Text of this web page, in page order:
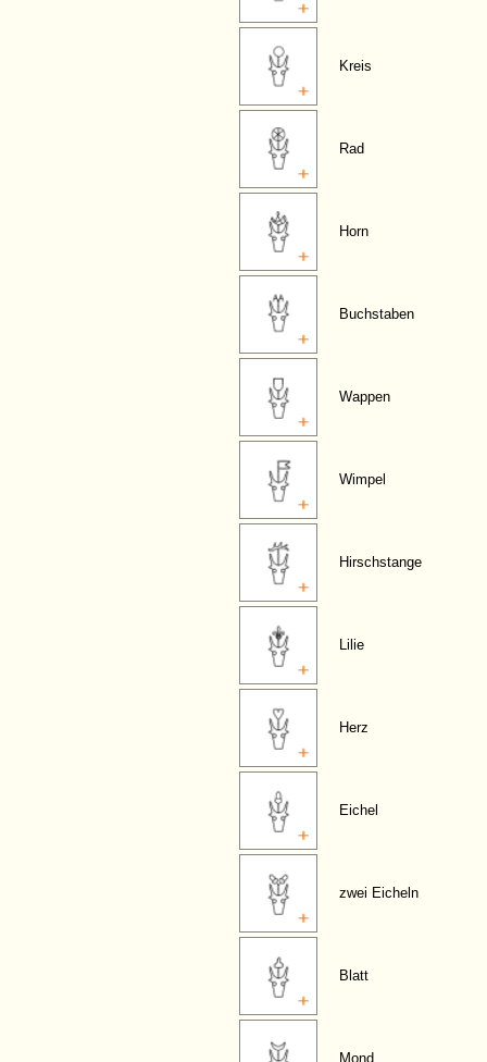
Kreis
Rad
Horn
Buchstaben
Wappen
Wimpel
Hirschstange
Lilie
Herz
Eichel
zwei Eicheln
Blatt
Mond